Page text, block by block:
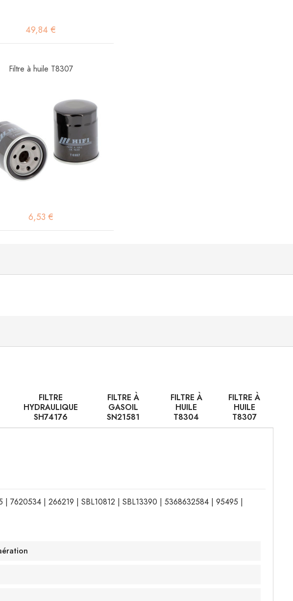
49,84 €
Filtre à huile T8307
6,53 €
FILTRE
HYDRAULIQUE
SH74176
FILTRE À
GASOIL
SN21581
FILTRE À
HUILE
T8304
FILTRE À
HUILE
T8307
7620534 | 266219 | SBL10812 | SBL13390 | 5368632584 | 95495 |